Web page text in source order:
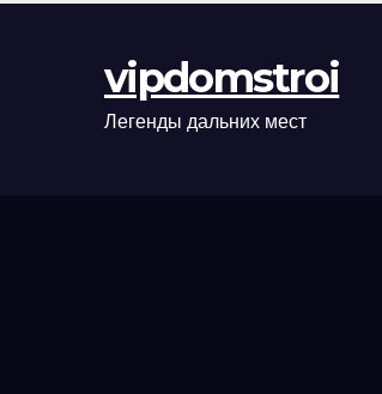
оформления
рыночные
ориентиры
vipdomstroi
Легенды дальних мест